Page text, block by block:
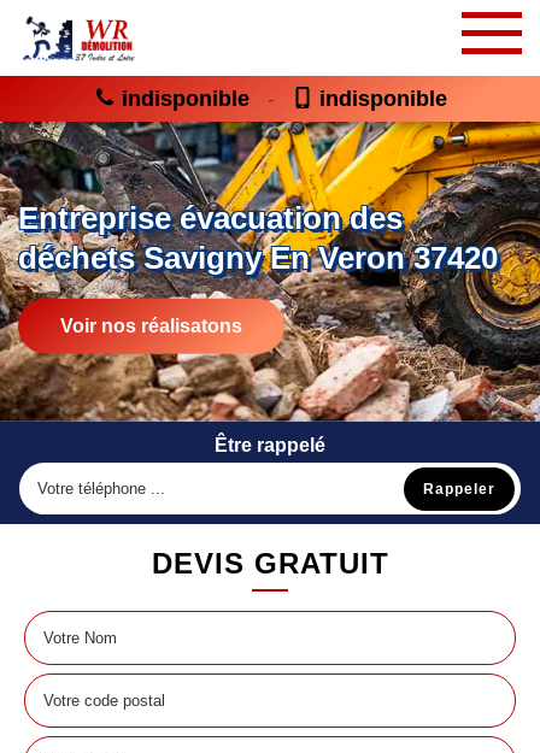
indisponible - indisponible
Entreprise évacuation des
déchets Savigny En Veron 37420
Voir nos réalisatons
Être rappelé
DEVIS GRATUIT